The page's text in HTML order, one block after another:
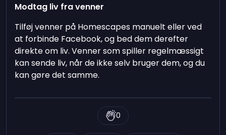
Modtag liv fra venner
Tilføj venner på Homescapes manuelt eller ved
at forbinde Facebook, og bed dem derefter
direkte om liv. Venner som spiller regelmæssigt
kan sende liv, når de ikke selv bruger dem, og du
kan gøre det samme.
0